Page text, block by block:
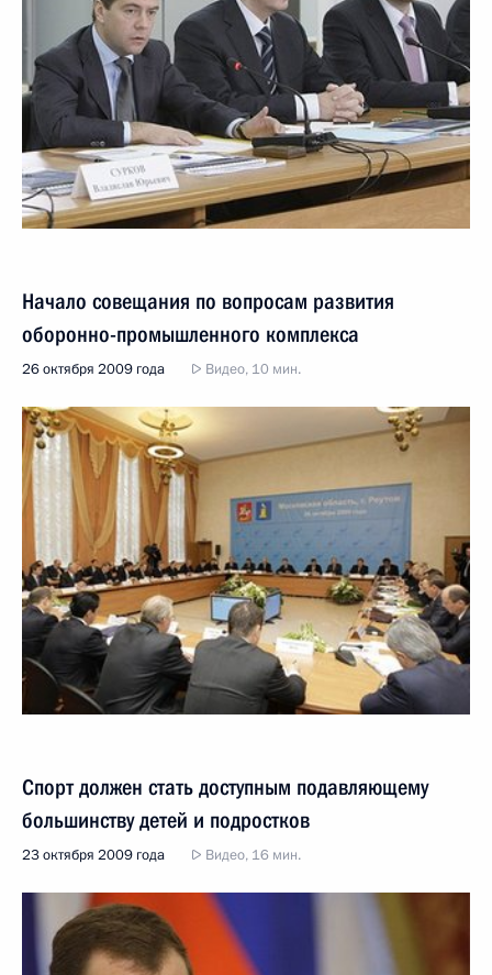
Начало совещания по вопросам развития
оборонно-промышленного комплекса
26 октября 2009 года Видео, 10 мин.
Спорт должен стать доступным подавляющему
большинству детей и подростков
23 октября 2009 года Видео, 16 мин.